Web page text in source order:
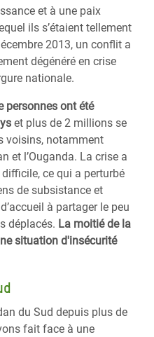
et à une paix
ils s’étaient tellement
2013, un conflit a
dégénéré en crise
nationale.
personnes ont été
et plus de 2 millions se
voisins, notamment
et l’Ouganda. La crise a
ce qui a perturbé
de subsistance et
à partager le peu
déplacés. La moitié de la
situation d'insécurité
du Sud depuis plus de
fait face à une